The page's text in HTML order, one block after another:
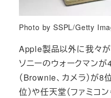
Photo by SSPL/Getty
Apple製品以外に我々が
ソニーのウォークマンが
（Brownie、カメラ）が
位）や任天堂（ファミコ